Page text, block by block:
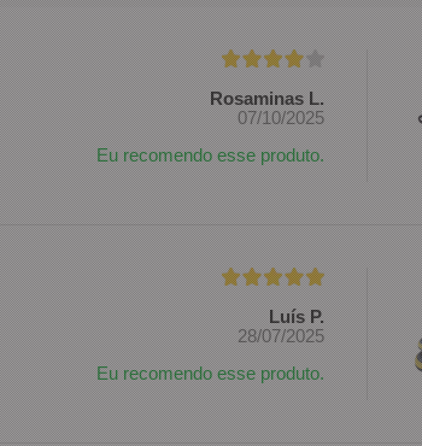
Rosaminas L.
07/10/2025
Eu recomendo esse produto.
Luís P.
28/07/2025
Eu recomendo esse produto.